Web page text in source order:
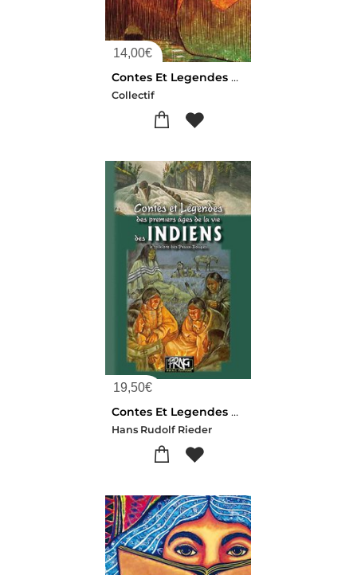
14,00€
Contes Et Legendes De La Klamath River
Collectif
19,50€
Contes Et Legendes Des Premiers Ages De La Vie Des Indiens
Hans Rudolf Rieder